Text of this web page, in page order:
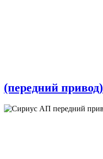
(передний привод)